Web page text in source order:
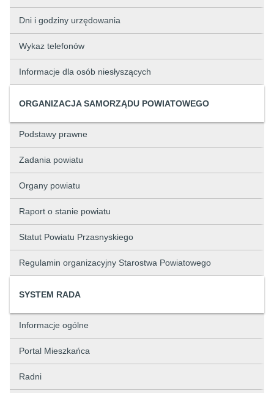
Dni i godziny urzędowania
Wykaz telefonów
Informacje dla osób niesłyszących
ORGANIZACJA SAMORZĄDU POWIATOWEGO
Podstawy prawne
Zadania powiatu
Organy powiatu
Raport o stanie powiatu
Statut Powiatu Przasnyskiego
Regulamin organizacyjny Starostwa Powiatowego
SYSTEM RADA
Informacje ogólne
Portal Mieszkańca
Radni